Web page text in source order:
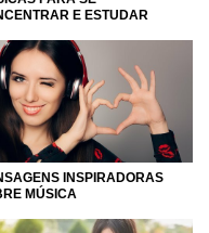
e mereça ter uma bela
o melhor que a
E ESTUDAR
INSPIRADORAS
MÚSICA